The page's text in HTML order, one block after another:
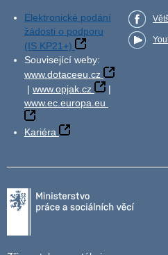
Elektronické podání
žádosti o podporu
(IS KP21+)
Související weby:
www.dotaceeu.cz
| www.opjak.cz
|
www.ec.europa.eu
Kariéra